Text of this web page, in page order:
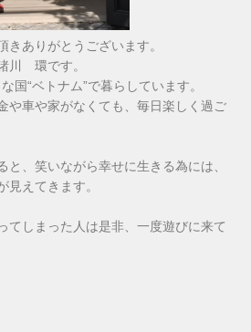
ありがとうございます。
川 環です。
国“ベトナム”で暮らしています。
や車や家がなくても、毎日楽しく過ご
と、笑いながら幸せに生きる為には、
見えてきます。
てしまった人は是非、一度遊びに来て